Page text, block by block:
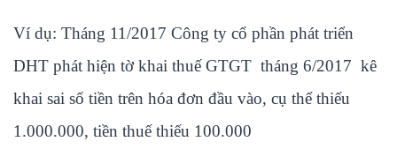
Ví dụ: Tháng 11/2017 Công ty cổ phần phát triển
DHT phát hiện tờ khai thuế GTGT tháng 6/2017 kê
khai sai số tiền trên hóa đơn đầu vào, cụ thể thiếu
1.000.000, tiền thuế thiếu 100.000